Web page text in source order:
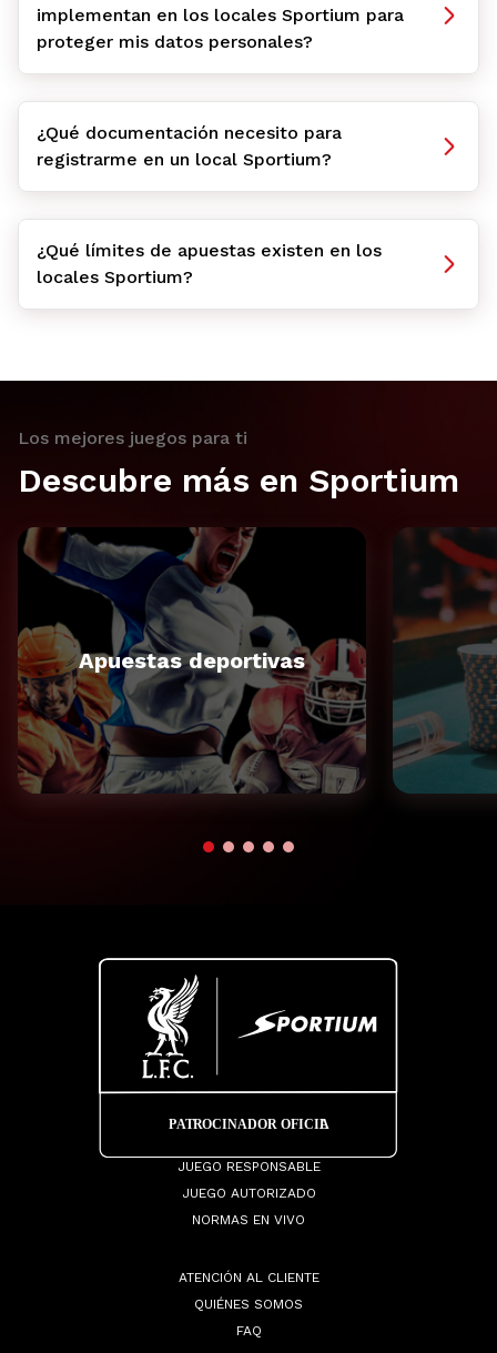
implementan en los locales Sportium para
proteger mis datos personales?
¿Qué documentación necesito para
registrarme en un local Sportium?
¿Qué límites de apuestas existen en los
locales Sportium?
Los mejores juegos para ti
Descubre más en Sportium
Apuestas deportivas
JUEGO RESPONSABLE
JUEGO AUTORIZADO
NORMAS EN VIVO
ATENCIÓN AL CLIENTE
QUIÉNES SOMOS
FAQ